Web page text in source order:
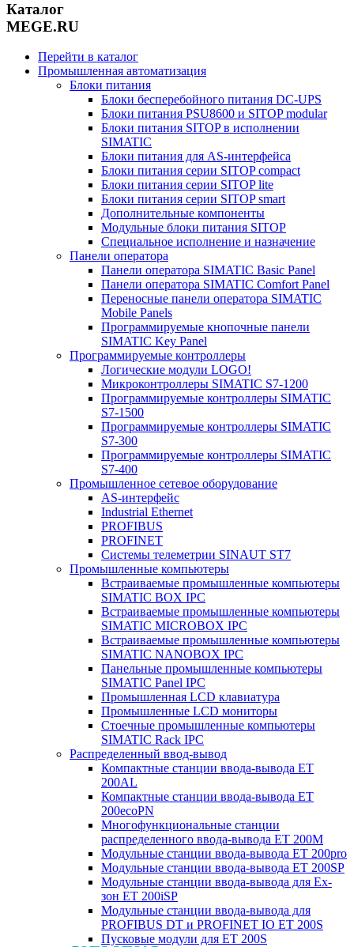
Каталог
MEGE.RU
Перейти в каталог
Промышленная автоматизация
Блоки питания
Блоки бесперебойного питания DC-UPS
Блоки питания PSU8600 и SITOP modular
Блоки питания SITOP в исполнении
SIMATIC
Блоки питания для AS-интерфейса
Блоки питания серии SITOP compact
Блоки питания серии SITOP lite
Блоки питания серии SITOP smart
Дополнительные компоненты
Модульные блоки питания SITOP
Специальное исполнение и назначение
Панели оператора
Панели оператора SIMATIC Basic Panel
Панели оператора SIMATIC Comfort Panel
Переносные панели оператора SIMATIC
Mobile Panels
Программируемые кнопочные панели
SIMATIC Key Panel
Программируемые контроллеры
Логические модули LOGO!
Микроконтроллеры SIMATIC S7-1200
Программируемые контроллеры SIMATIC
S7-1500
Программируемые контроллеры SIMATIC
S7-300
Программируемые контроллеры SIMATIC
S7-400
Промышленное сетевое оборудование
AS-интерфейс
Industrial Ethernet
PROFIBUS
PROFINET
Системы телеметрии SINAUT ST7
Промышленные компьютеры
Встраиваемые промышленные компьютеры
SIMATIC BOX IPC
Встраиваемые промышленные компьютеры
SIMATIC MICROBOX IPC
Встраиваемые промышленные компьютеры
SIMATIC NANOBOX IPC
Панельные промышленные компьютеры
SIMATIC Panel IPC
Промышленная LCD клавиатура
Промышленные LCD мониторы
Стоечные промышленные компьютеры
SIMATIC Rack IPC
Распределенный ввод-вывод
Компактные станции ввода-вывода ET
200AL
Компактные станции ввода-вывода ET
200ecoPN
Многофункциональные станции
распределенного ввода-вывода ET 200M
Модульные станции ввода-вывода ET 200pro
Модульные станции ввода-вывода ET 200SP
Модульные станции ввода-вывода для Ex-
зон ET 200iSP
Модульные станции ввода-вывода для
PROFIBUS DT и PROFINET IO ET 200S
Пусковые модули для ET 200S